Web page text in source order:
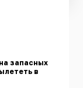
запасных
в